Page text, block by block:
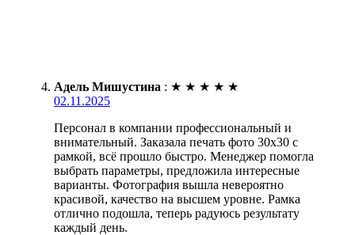
Адель Мишустина : ★ ★ ★ ★ ★
02.11.2025
Персонал в компании профессиональный и
внимательный. Заказала печать фото 30х30 с
рамкой, всё прошло быстро. Менеджер помогла
выбрать параметры, предложила интересные
варианты. Фотография вышла невероятно
красивой, качество на высшем уровне. Рамка
отлично подошла, теперь радуюсь результату
каждый день.